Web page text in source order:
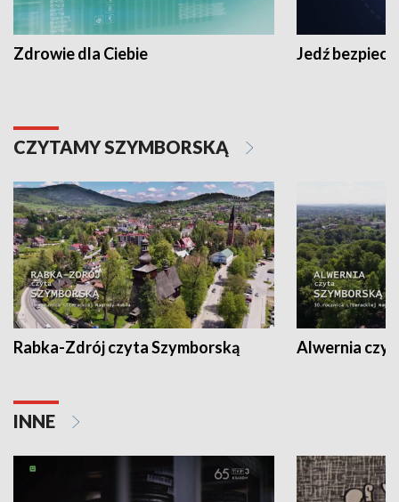
Zdrowie dla Ciebie Jedź
CZYTAMY SZYMBORSKĄ
Rabka-Zdrój czyta Szymborską Alwernia
INNE